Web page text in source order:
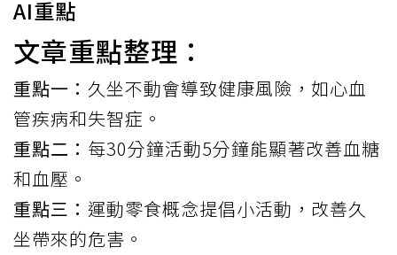
AI重點
文章重點整理：
重點一： 久坐不動會導致健康風險，如心血
管疾病和失智症。
重點二： 每30分鐘活動5分鐘能顯著改善血糖
和血壓。
重點三： 運動零食概念提倡小活動，改善久
坐帶來的危害。